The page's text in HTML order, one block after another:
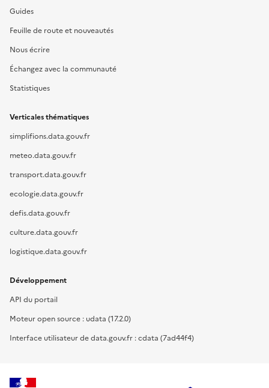
Guides
Feuille de route et nouveautés
Nous écrire
Échangez avec la communauté
Statistiques
Verticales thématiques
simplifions.data.gouv.fr
meteo.data.gouv.fr
transport.data.gouv.fr
ecologie.data.gouv.fr
defis.data.gouv.fr
culture.data.gouv.fr
logistique.data.gouv.fr
Développement
API du portail
Moteur open source : udata (17.2.0)
Interface utilisateur de data.gouv.fr : cdata (7ad44f4)